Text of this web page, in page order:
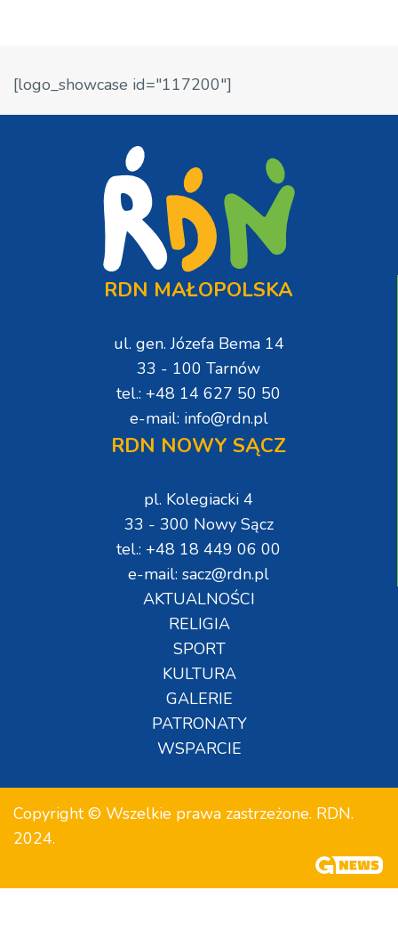
[logo_showcase id="117200"]
RDN MAŁOPOLSKA
ul. gen. Józefa Bema 14
33 - 100 Tarnów
tel.: +48 14 627 50 50
e-mail: info@rdn.pl
RDN NOWY SĄCZ
pl. Kolegiacki 4
33 - 300 Nowy Sącz
tel.: +48 18 449 06 00
e-mail: sacz@rdn.pl
AKTUALNOŚCI
RELIGIA
SPORT
KULTURA
GALERIE
PATRONATY
WSPARCIE
Copyright © Wszelkie prawa zastrzeżone. RDN.
2024.